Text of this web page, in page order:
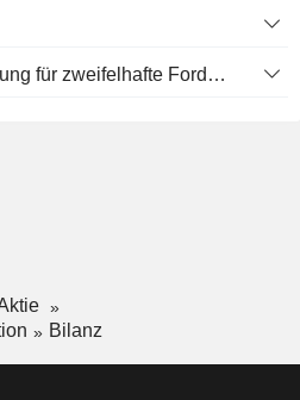
kumulierte Rückstellung für zweifelhafte Forderungen (Zusatz)
Bilanz